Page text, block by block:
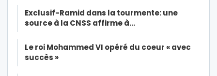
Exclusif-Ramid dans la tourmente: une
source à la CNSS affirme à…
Le roi Mohammed VI opéré du coeur « avec
succès »